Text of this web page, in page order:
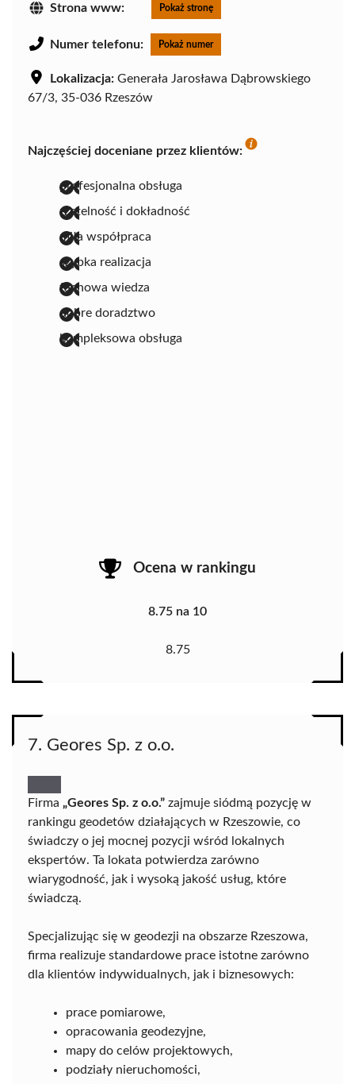
Strona www: Pokaż stronę
Numer telefonu: Pokaż numer
Lokalizacja: Generała Jarosława Dąbrowskiego
67/3, 35-036 Rzeszów
Najczęściej doceniane przez klientów:
profesjonalna obsługa
rzetelność i dokładność
miła współpraca
szybka realizacja
fachowa wiedza
dobre doradztwo
kompleksowa obsługa
Ocena w rankingu
8.75 na 10
8.75
7. Geores Sp. z o.o.
Firma „Geores Sp. z o.o.” zajmuje siódmą pozycję w
rankingu geodetów działających w Rzeszowie, co
świadczy o jej mocnej pozycji wśród lokalnych
ekspertów. Ta lokata potwierdza zarówno
wiarygodność, jak i wysoką jakość usług, które
świadczą.
Specjalizując się w geodezji na obszarze Rzeszowa,
firma realizuje standardowe prace istotne zarówno
dla klientów indywidualnych, jak i biznesowych:
prace pomiarowe,
opracowania geodezyjne,
mapy do celów projektowych,
podziały nieruchomości,